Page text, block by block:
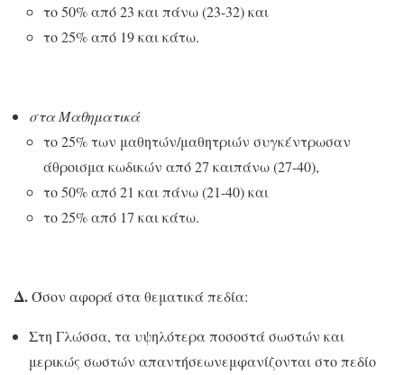
το 50% από 23 και πάνω (23-32) και
το 25% από 19 και κάτω.
στα Μαθηματικά
το 25% των μαθητών/μαθητριών συγκέντρωσαν
άθροισμα κωδικών από 27 καιπάνω (27-40),
το 50% από 21 και πάνω (21-40) και
το 25% από 17 και κάτω.
Δ.Όσον αφορά στα θεματικά πεδία:
Στη Γλώσσα, τα υψηλότερα ποσοστά σωστών και
μερικώς σωστών απαντήσεωνεμφανίζονται στο πεδίο